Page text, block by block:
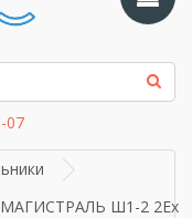
07
МАГИСТРАЛЬ Ш1-2 2Ex